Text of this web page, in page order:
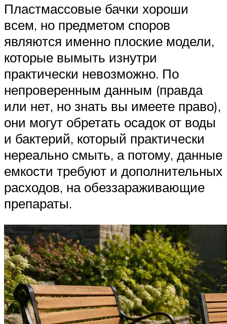
Пластмассовые бачки хороши
всем, но предметом споров
являются именно плоские модели,
которые вымыть изнутри
практически невозможно. По
непроверенным данным (правда
или нет, но знать вы имеете право),
они могут обретать осадок от воды
и бактерий, который практически
нереально смыть, а потому, данные
емкости требуют и дополнительных
расходов, на обеззараживающие
препараты.